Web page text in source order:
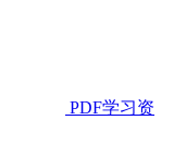
PDF学习资